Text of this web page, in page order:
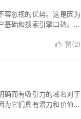
容忽视的优势。这是因为
础和搜索引擎口碑。但
 赞(2)
确而有吸引力的域名对于
它们具有潜力和价值。